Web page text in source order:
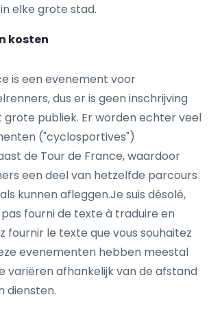
elke grote stad.
kosten
is een evenement voor
dus er is geen inschrijving
grote publiek. Er worden echter veel
("cyclosportives")
de Tour de France, waardoor
een deel van hetzelfde parcours
kunnen afleggen.Je suis désolé,
fourni de texte à traduire en
fournir le texte que vous souhaitez
evenementen hebben meestal
variëren afhankelijk van de afstand
diensten.